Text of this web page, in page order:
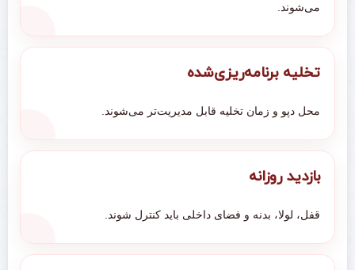
می‌شوند.
تخلیه برنامه‌ریزی‌شده
محل دپو و زمان تخلیه قابل مدیریت‌تر می‌شوند.
بازدید روزانه
قفل، لولا، بدنه و فضای داخلی باید کنترل شوند.